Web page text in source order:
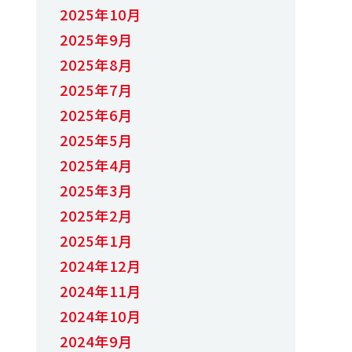
2025年10月
2025年9月
2025年8月
2025年7月
2025年6月
2025年5月
2025年4月
2025年3月
2025年2月
2025年1月
2024年12月
2024年11月
2024年10月
2024年9月